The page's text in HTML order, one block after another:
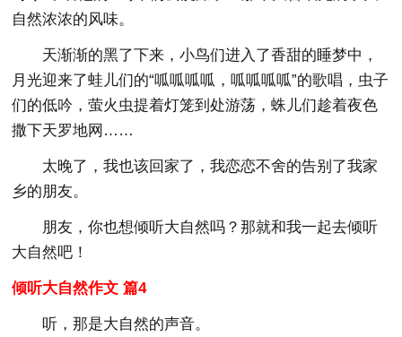
自然浓浓的风味。
天渐渐的黑了下来，小鸟们进入了香甜的睡梦中，
月光迎来了蛙儿们的“呱呱呱呱，呱呱呱呱”的歌唱，虫子
们的低吟，萤火虫提着灯笼到处游荡，蛛儿们趁着夜色
撒下天罗地网……
太晚了，我也该回家了，我恋恋不舍的告别了我家
乡的朋友。
朋友，你也想倾听大自然吗？那就和我一起去倾听
大自然吧！
倾听大自然作文 篇4
听，那是大自然的声音。